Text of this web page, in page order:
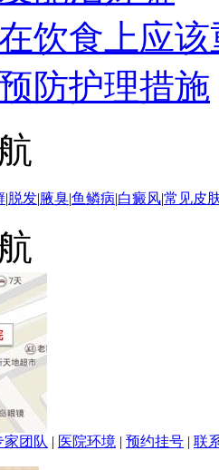
饮食上应
防护理措施
|脱发|腋臭|鱼鳞病|白癜风|常见皮
家团队 | 医院环境 | 预约挂号 | 联